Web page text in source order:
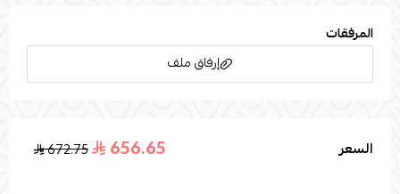
المرفقات
إرفاق ملف
اسحب و افلت الملف هنا
السعر 656.65
672.75